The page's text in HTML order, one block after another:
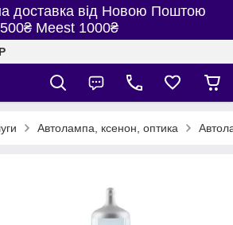
доставка від Новою Поштою
Meest 1000₴
Автолампа, ксенон, оптика